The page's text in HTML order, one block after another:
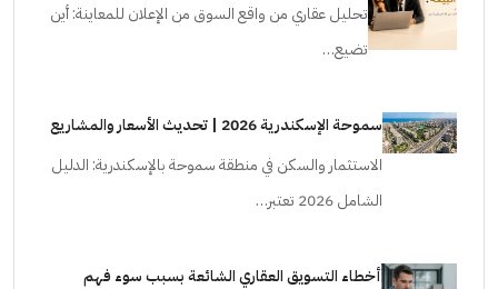
تحليل عقاري من واقع السوق من الإعلان للمعاينة: أين
تضيع…
سموحة الإسكندرية 2026 | تحديث الأسعار والمشاريع
الاستثمار والسكن في منطقة سموحة بالإسكندرية: الدليل
الشامل 2026 تعتبر…
أخطاء التسويق العقاري الشائعة بسبب سوء فهم